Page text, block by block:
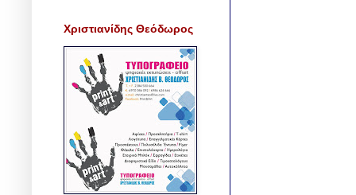
Χριστιανίδης Θεόδωρος